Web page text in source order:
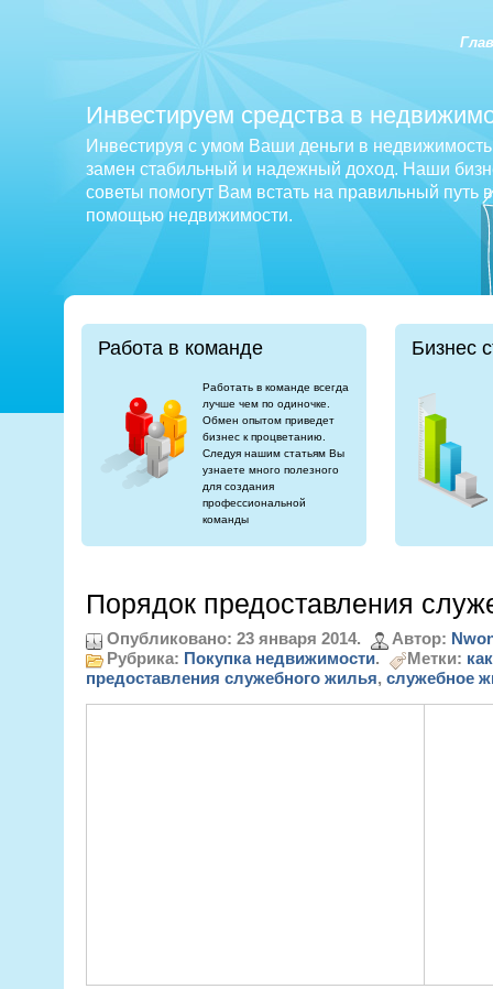
Инвестируем средства в
Инвестируя с умом Ваши деньги в
замен стабильный и надежный доход. Наши
советы помогут Вам встать на правильный путь
помощью недвижимости.
Работа в команде
Работать в команде всегда
лучше чем по одиночке.
Обмен опытом приведет
бизнес к процветанию.
Следуя нашим статьям Вы
узнаете много полезного
для создания
профессиональной
команды
Бизнес
Порядок предоставления
Опубликовано: 23 января 2014. Автор:
Рубрика: Покупка недвижимости. Метки:
предоставления служебного жилья, служебное